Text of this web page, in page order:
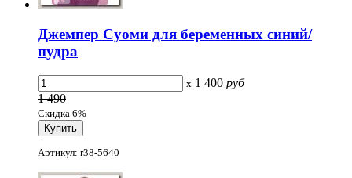
Джемпер Суоми для беременных синий/
пудра
x 1 400 руб
1 490
Скидка 6%
Артикул: r38-5640